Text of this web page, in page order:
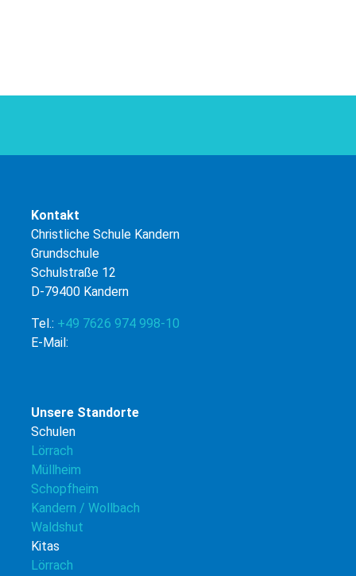
Kontakt
Christliche Schule Kandern
Grundschule
Schulstraße 12
D-79400 Kandern
Tel.: +49 7626 974 998-10
E-Mail:
Unsere Standorte
Schulen
Lörrach
Müllheim
Schopfheim
Kandern / Wollbach
Waldshut
Kitas
Lörrach